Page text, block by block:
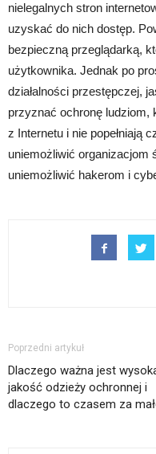
nielegalnych stron
uzyskać do nich dostęp.
bezpieczną przeglądarką,
użytkownika. Jednak po
działalności przestępczej,
przyznać ochronę ludziom,
z Internetu i nie popełniają
uniemożliwić organizacjom
uniemożliwić hakerom i
Poprzedni artykuł
Dlaczego ważna jest
jakość odzieży ochronnej i
dlaczego to czasem za